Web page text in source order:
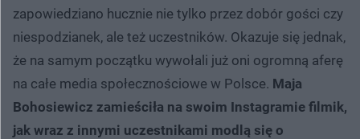
zapowiedziano hucznie nie tylko przez dobór gości czy
niespodzianek, ale też uczestników. Okazuje się jednak,
że na samym początku wywołali już oni ogromną aferę
na całe media społecznościowe w Polsce. Maja
Bohosiewicz zamieściła na swoim Instagramie filmik,
jak wraz z innymi uczestnikami modlą się o